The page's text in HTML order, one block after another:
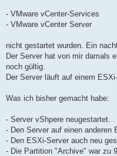
- VMware vCenter-Services
- VMware vCenter Server
nicht gestartet wurden. Ein
Der Server hat von mir damals
noch gültig.
Der Server läuft auf einem
Was ich bisher gemacht habe:
- Server vShpere neugestartet.
- Den Server auf einen anderen
- Den ESXi-Server auch neu
- Die Partition "Archive" war zu